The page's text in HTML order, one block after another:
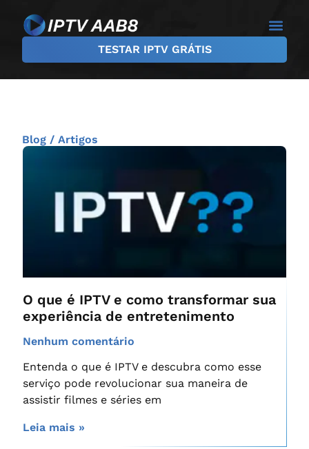
TESTAR IPTV GRÁTIS
Blog / Artigos
O que é IPTV e como transformar sua
experiência de entretenimento
Nenhum comentário
Entenda o que é IPTV e descubra como esse
serviço pode revolucionar sua maneira de
assistir filmes e séries em
Leia mais »